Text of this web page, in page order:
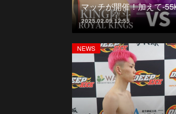
マッチが開催！加えて-
2025.02.09 12:55
NEWS